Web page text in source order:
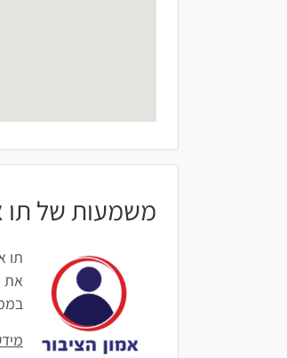
משמעות של תו
תו
את